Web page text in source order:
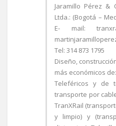
Jaramillo Pérez &
Ltda.: (Bogotá –
E- mail:
Tel: 314 873 1795
Diseño,
más económicos de:
Teleféricos y de
transporte por
TranXRail
y limpio) y